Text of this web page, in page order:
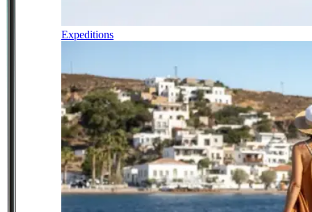
Expeditions